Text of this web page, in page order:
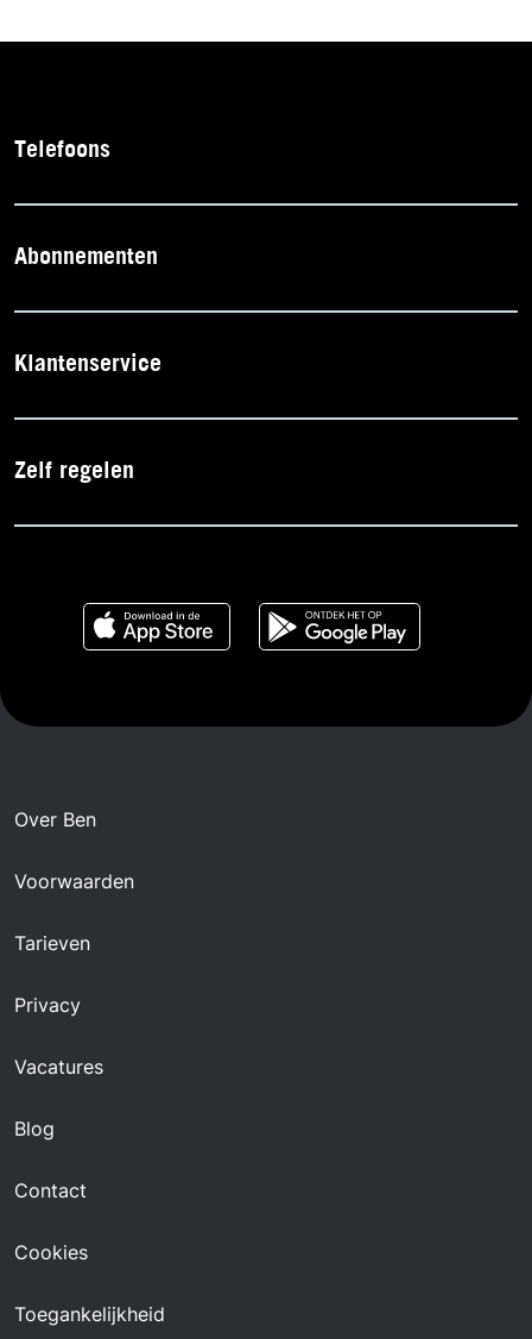
Telefoons
Abonnementen
Klantenservice
Zelf regelen
Over Ben
Voorwaarden
Tarieven
Privacy
Vacatures
Blog
Contact
Cookies
Toegankelijkheid